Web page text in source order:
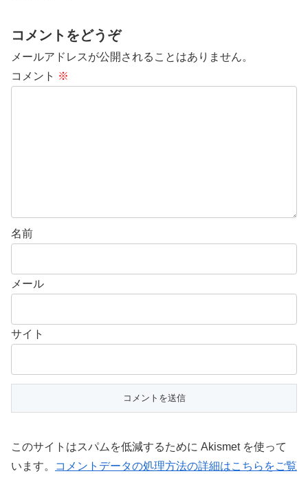
コメントをどうぞ
メールアドレスが公開されることはありません。
コメント ※
名前
メール
サイト
このサイトはスパムを低減するために Akismet を使って
います。
コメントデータの処理方法の詳細はこちらをご覧